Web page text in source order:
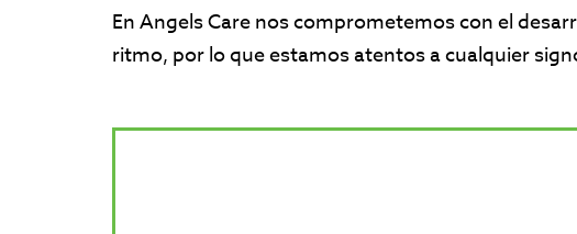
En Angels Care nos comprometemos con el
ritmo, por lo que estamos atentos a cualquier